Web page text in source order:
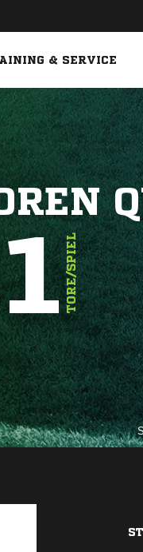
& SERVICE
TORE/SPIEL